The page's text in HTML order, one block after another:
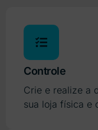
Controle
Crie e realize a
sua loja física e